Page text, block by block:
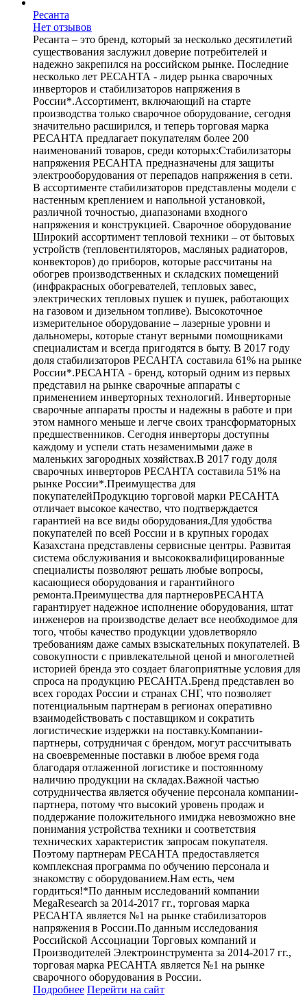
Ресанта
Нет отзывов
Ресанта – это бренд, который за несколько десятилетий
существования заслужил доверие потребителей и
надежно закрепился на российском рынке. Последние
несколько лет РЕСАНТА - лидер рынка сварочных
инверторов и стабилизаторов напряжения в
России*.Ассортимент, включающий на старте
производства только сварочное оборудование, сегодня
значительно расширился, и теперь торговая марка
РЕСАНТА предлагает покупателям более 200
наименований товаров, среди которых:Стабилизаторы
напряжения РЕСАНТА предназначены для защиты
электрооборудования от перепадов напряжения в сети.
В ассортименте стабилизаторов представлены модели с
настенным креплением и напольной установкой,
различной точностью, диапазонами входного
напряжения и конструкцией. Сварочное оборудование
Широкий ассортимент тепловой техники – от бытовых
устройств (тепловентиляторов, масляных радиаторов,
конвекторов) до приборов, которые рассчитаны на
обогрев производственных и складских помещений
(инфракрасных обогревателей, тепловых завес,
электрических тепловых пушек и пушек, работающих
на газовом и дизельном топливе). Высокоточное
измерительное оборудование – лазерные уровни и
дальномеры, которые станут верными помощниками
специалистам и всегда пригодятся в быту. В 2017 году
доля стабилизаторов РЕСАНТА составила 61% на рынке
России*.РЕСАНТА - бренд, который одним из первых
представил на рынке сварочные аппараты с
применением инверторных технологий. Инверторные
сварочные аппараты просты и надежны в работе и при
этом намного меньше и легче своих трансформаторных
предшественников. Сегодня инверторы доступны
каждому и успели стать незаменимыми даже в
маленьких загородных хозяйствах.В 2017 году доля
сварочных инверторов РЕСАНТА составила 51% на
рынке России*.Преимущества для
покупателейПродукцию торговой марки РЕСАНТА
отличает высокое качество, что подтверждается
гарантией на все виды оборудования.Для удобства
покупателей по всей России и в крупных городах
Казахстана представлены сервисные центры. Развитая
система обслуживания и высококвалифицированные
специалисты позволяют решать любые вопросы,
касающиеся оборудования и гарантийного
ремонта.Преимущества для партнеровРЕСАНТА
гарантирует надежное исполнение оборудования, штат
инженеров на производстве делает все необходимое для
того, чтобы качество продукции удовлетворяло
требованиям даже самых взыскательных покупателей. В
совокупности с привлекательной ценой и многолетней
историей бренда это создает благоприятные условия для
спроса на продукцию РЕСАНТА.Бренд представлен во
всех городах России и странах СНГ, что позволяет
потенциальным партнерам в регионах оперативно
взаимодействовать с поставщиком и сократить
логистические издержки на поставку.Компании-
партнеры, сотрудничая с брендом, могут рассчитывать
на своевременные поставки в любое время года
благодаря отлаженной логистике и постоянному
наличию продукции на складах.Важной частью
сотрудничества является обучение персонала компании-
партнера, потому что высокий уровень продаж и
поддержание положительного имиджа невозможно вне
понимания устройства техники и соответствия
технических характеристик запросам покупателя.
Поэтому партнерам РЕСАНТА предоставляется
комплексная программа по обучению персонала и
знакомству с оборудованием.Нам есть, чем
гордиться!*По данным исследований компании
MegaResearch за 2014-2017 гг., торговая марка
РЕСАНТА является №1 на рынке стабилизаторов
напряжения в России.По данным исследования
Российской Ассоциации Торговых компаний и
Производителей Электроинструмента за 2014-2017 гг.,
торговая марка РЕСАНТА является №1 на рынке
сварочного оборудования в России.
Подробнее Перейти на сайт